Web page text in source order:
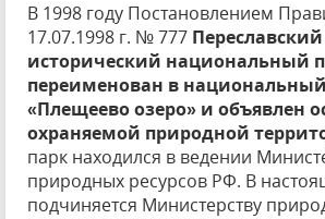
В 1998 году Постановлением
17.07.1998 г. № 777
исторический национальный
переименован в
«Плещеево озеро» и объявлен
охраняемой природной
парк находился в ведении
природных ресурсов РФ. В
подчиняется Министерству